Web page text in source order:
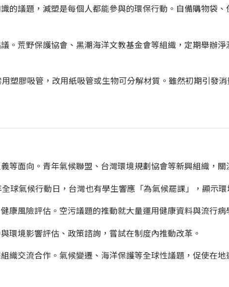
的議題，減塑是每個人都能參與的環保行動。自備購物袋
。荒野保護協會、黑潮海洋文教基金會等組織，定期舉辦
塑膠吸管，改用紙吸管或生物可分解材質。雖然初期引發
等面向。青年氣候聯盟、台灣環境規劃協會等新興組織，關
球氣候行動日，台灣也有學生響應「為氣候罷課」，顯示環
康風險評估。空污議題的推動就大量運用健康資料與流行病
環境影響評估、政策諮詢，嘗試在制度內推動改革。
織交流合作。氣候變遷、海洋保護等全球性議題，促使在地